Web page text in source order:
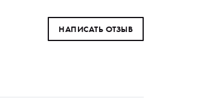
НАПИСАТЬ ОТЗЫВ